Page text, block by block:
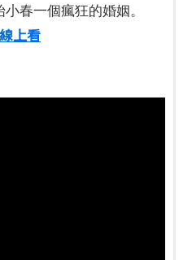
春一個瘋狂的婚姻。
上看